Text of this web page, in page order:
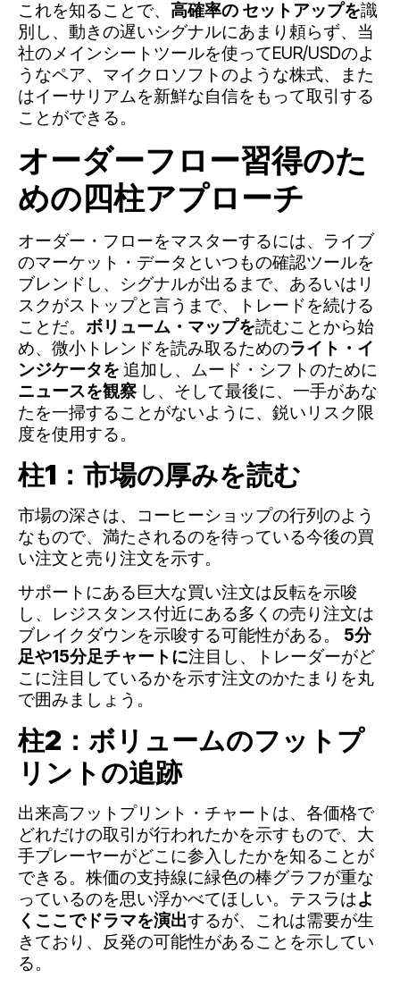
これを知ることで、 高確率の セットアップを識
別し、動きの遅いシグナルにあまり頼らず、当
社のメインシートツールを使ってEUR/USDのよ
うなペア、マイクロソフトのような株式、また
はイーサリアムを新鮮な自信をもって取引する
ことができる。
オーダーフロー習得のた
めの四柱アプローチ
オーダー・フローをマスターするには、ライブ
のマーケット・データといつもの確認ツールを
ブレンドし、シグナルが出るまで、あるいはリ
スクがストップと言うまで、トレードを続ける
ことだ。 ボリューム・マップを読むことから始
め、微小トレンドを読み取るためのライト・イ
ンジケータを 追加し、ムード・シフトのために
ニュースを観察 し、そして最後に、一手があな
たを一掃することがないように、鋭いリスク限
度を使用する。
柱1：市場の厚みを読む
市場の深さは、コーヒーショップの行列のよう
なもので、満たされるのを待っている今後の買
い注文と売り注文を示す。
サポートにある巨大な買い注文は反転を示唆
し、レジスタンス付近にある多くの売り注文は
ブレイクダウンを示唆する可能性がある。
5分
足や15分足チャートに注目し、トレーダーがど
こに注目しているかを示す注文のかたまりを丸
で囲みましょう。
柱2：ボリュームのフットプ
リントの追跡
出来高フットプリント・チャートは、各価格で
どれだけの取引が行われたかを示すもので、大
手プレーヤーがどこに参入したかを知ることが
できる。株価の支持線に緑色の棒グラフが重な
っているのを思い浮かべてほしい。テスラはよ
くここでドラマを演出するが、これは需要が生
きており、反発の可能性があることを示してい
る。